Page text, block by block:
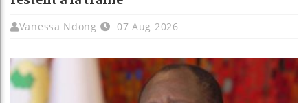
Vanessa Ndong 07 Aug 2026